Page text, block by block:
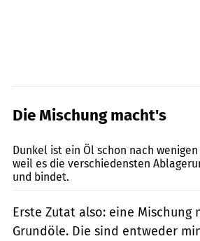
Die Mischung macht's
Dunkel ist ein Öl schon nach
weil es die verschiedensten
und bindet.
Erste Zutat also: eine Mischung
Grundöle. Die sind entweder